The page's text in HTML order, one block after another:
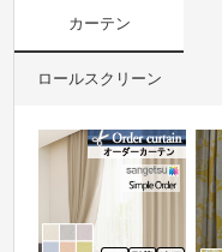
カーテン
ロールスクリーン